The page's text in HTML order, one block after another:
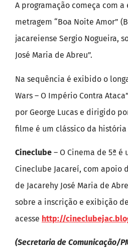
A programação começa com
metragem “Boa Noite Amor”
jacareiense Sergio Nogueira,
José Maria de Abreu”.
Na sequência é exibido o
Wars – O Império Contra
por George Lucas e dirigido
filme é um clássico da
Cineclube – O Cinema de 5ª
Cineclube Jacareí, com apoio
de Jacarehy José Maria de
sobre a inscrição e exibição
acesse http://
(Secretaria de Comunicação/